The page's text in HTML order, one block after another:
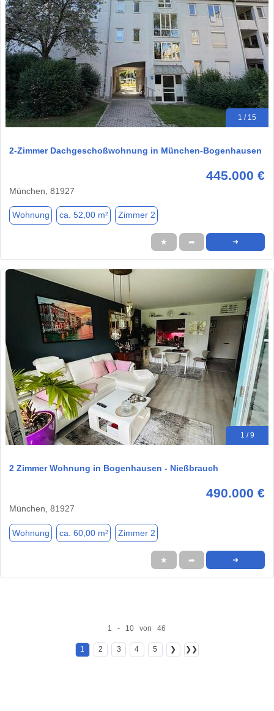
1 / 15
2-Zimmer Dachgeschoßwohnung in München-Bogenhausen
445.000 €
München, 81927
Wohnung ca. 52,00 m² Zimmer 2
★ ➦ ➜
1 / 9
2 Zimmer Wohnung in Bogenhausen - Nießbrauch
490.000 €
München, 81927
Wohnung ca. 60,00 m² Zimmer 2
★ ➦ ➜
1 - 10 von 46
1 2 3 4 5 ❯ ❯❯